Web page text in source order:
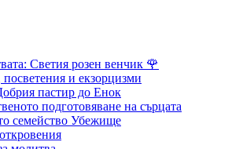
Светия розен венчик 🌹
и екзорцизми
пастир до Енок
подготовяване на сърцата
семейство Убежище